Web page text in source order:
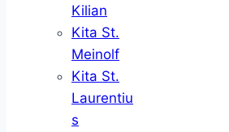
Kilian
Kita St.
Meinolf
Kita St.
Laurentiu
s